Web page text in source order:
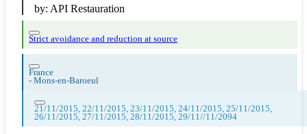
by: API Restauration
Strict avoidance and reduction at source
France
- Mons-en-Baroeul
21/11/2015, 22/11/2015, 23/11/2015, 24/11/2015, 25/11/2015,
26/11/2015, 27/11/2015, 28/11/2015, 29/11//11/2094